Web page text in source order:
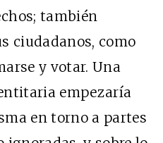
también
ciudadanos, como
y votar. Una
empezaría
en torno a partes